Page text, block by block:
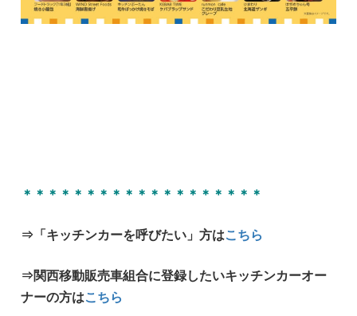
＊＊＊＊＊＊＊＊＊＊＊＊＊＊＊＊＊＊＊
⇒「キッチンカーを呼びたい」方はこちら
⇒関西移動販売車組合に登録したいキッチンカーオー
ナーの方はこちら